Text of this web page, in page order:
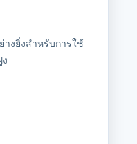
างยิ่งสำหรับการใช้